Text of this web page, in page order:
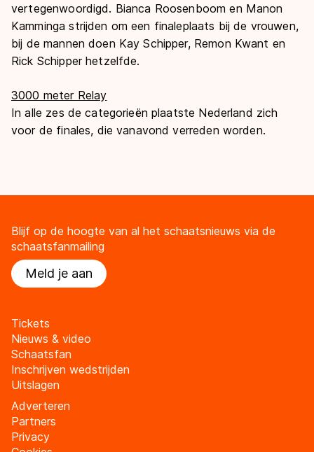
vertegenwoordigd. Bianca Roosenboom en Manon
Kamminga strijden om een finaleplaats bij de vrouwen,
bij de mannen doen Kay Schipper, Remon Kwant en
Rick Schipper hetzelfde.
3000 meter Relay
In alle zes de categorieën plaatste Nederland zich
voor de finales, die vanavond verreden worden.
Blijf op de hoogte van al het schaatsnieuws via de
schaatsfanmailing
Meld je aan
Tickets
Nieuws & video
Schaatsfan
Inschrijven wedstrijden
Uitslagen
Adverteren
Partners
Privacy